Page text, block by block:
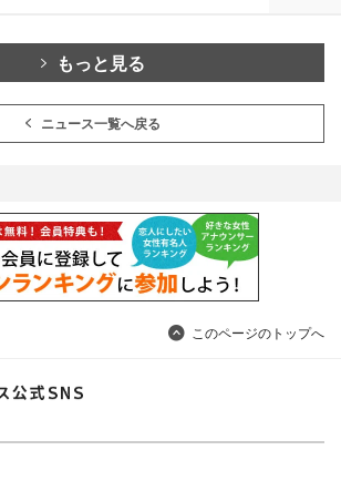
もっと見る
ニュース一覧へ戻る
このページのトップへ